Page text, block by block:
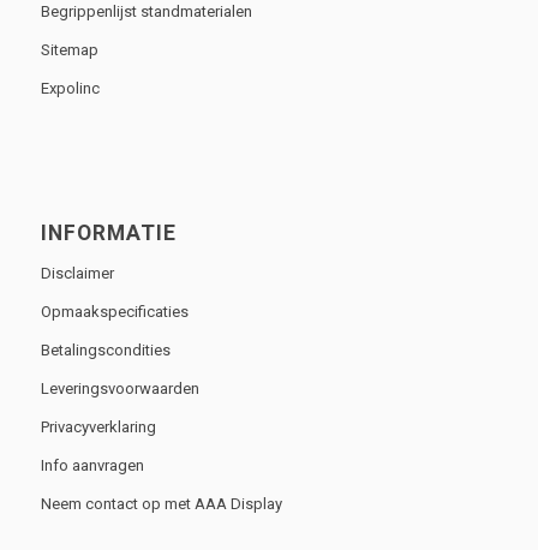
Begrippenlijst standmaterialen
Sitemap
Expolinc
INFORMATIE
Disclaimer
Opmaakspecificaties
Betalingscondities
Leveringsvoorwaarden
Privacyverklaring
Info aanvragen
Neem contact op met AAA Display